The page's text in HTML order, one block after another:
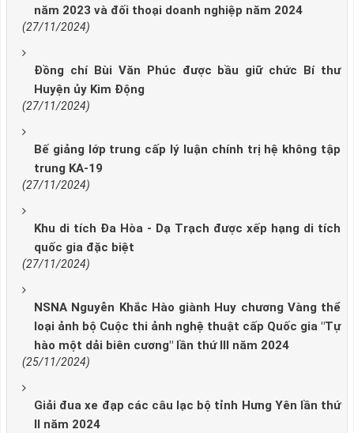
năm 2023 và đối thoại doanh nghiệp năm 2024
(27/11/2024)
Đồng chí Bùi Văn Phúc được bầu giữ chức Bí thư
Huyện ủy Kim Động
(27/11/2024)
Bế giảng lớp trung cấp lý luận chính trị hệ không tập
trung KA-19
(27/11/2024)
Khu di tích Đa Hòa - Dạ Trạch được xếp hạng di tích
quốc gia đặc biệt
(27/11/2024)
NSNA Nguyễn Khắc Hào giành Huy chương Vàng thể
loại ảnh bộ Cuộc thi ảnh nghệ thuật cấp Quốc gia "Tự
hào một dải biên cương" lần thứ III năm 2024
(25/11/2024)
Giải đua xe đạp các câu lạc bộ tỉnh Hưng Yên lần thứ
II năm 2024